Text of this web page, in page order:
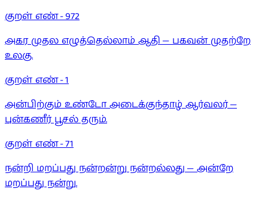
குறள் எண் -972
அகர முதல எழுத்தெல்லாம் ஆதி — பகவன் முதற்றே
உலகு.
குறள் எண் -1
அன்பிற்கும் உண்டோ அடைக்குந்தாழ் ஆர்வலர் —
புன்கணீர் பூசல் தரும்.
குறள் எண் -71
நன்றி மறப்பது நன்றன்று நன்றல்லது — அன்றே
மறப்பது நன்று.